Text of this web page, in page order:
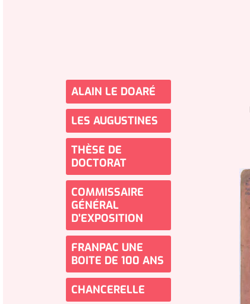
ALAIN LE DOARÉ
LES AUGUSTINES
THÈSE DE
DOCTORAT
COMMISSAIRE
GÉNÉRAL
D'EXPOSITION
FRANPAC UNE
BOITE DE 100 ANS
CHANCERELLE